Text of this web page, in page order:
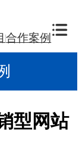
合作案例
型网站